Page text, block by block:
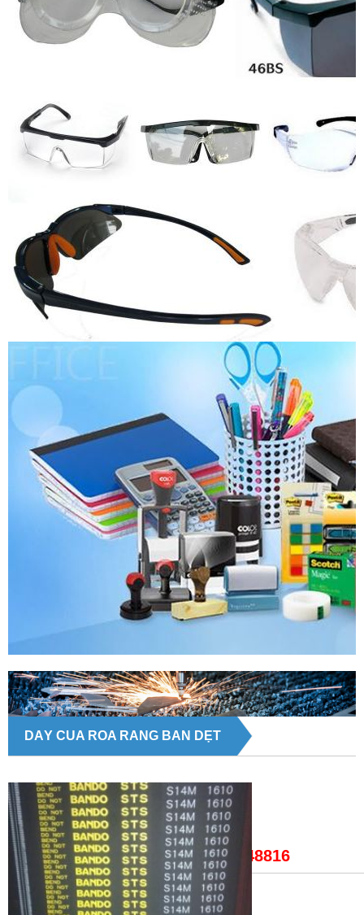
DÂY CUA ROA RĂNG BẢN DẸT
Giá bán: LH: 0979148816
Trạng thái: DÂY CUA ROA RĂNG BẢN DẸT